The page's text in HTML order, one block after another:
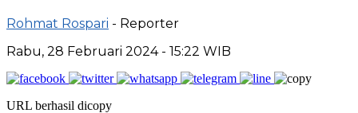
Rohmat Rospari - Reporter
Rabu, 28 Februari 2024 - 15:22 WIB
URL berhasil dicopy